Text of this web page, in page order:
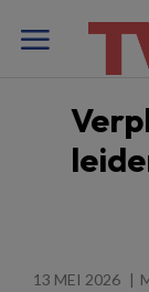
13 MEI 2026